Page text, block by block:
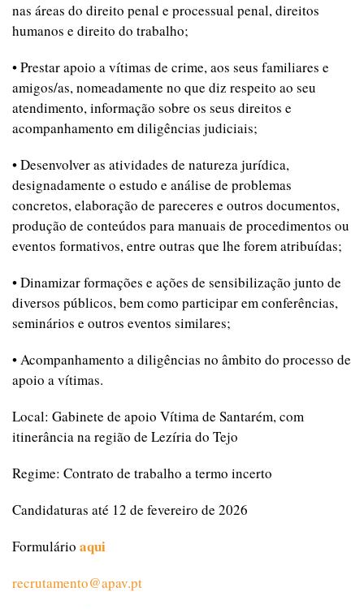
nas áreas do direito penal e processual penal, direitos
humanos e direito do trabalho;
• Prestar apoio a vítimas de crime, aos seus familiares e
amigos/as, nomeadamente no que diz respeito ao seu
atendimento, informação sobre os seus direitos e
acompanhamento em diligências judiciais;
• Desenvolver as atividades de natureza jurídica,
designadamente o estudo e análise de problemas
concretos, elaboração de pareceres e outros documentos,
produção de conteúdos para manuais de procedimentos ou
eventos formativos, entre outras que lhe forem atribuídas;
• Dinamizar formações e ações de sensibilização junto de
diversos públicos, bem como participar em conferências,
seminários e outros eventos similares;
• Acompanhamento a diligências no âmbito do processo de
apoio a vítimas.
Local: Gabinete de apoio Vítima de Santarém, com
itinerância na região de Lezíria do Tejo
Regime: Contrato de trabalho a termo incerto
Candidaturas até 12 de fevereiro de 2026
Formulário aqui
recrutamento@apav.pt